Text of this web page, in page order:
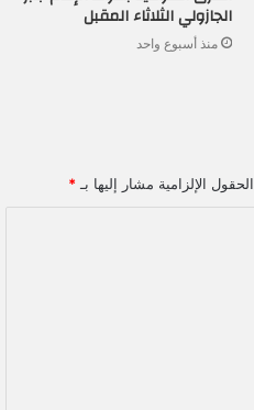
الجازولي الثلاثاء المقبل
منذ أسبوع واحد
الحقول الإلزامية مشار إليها بـ *